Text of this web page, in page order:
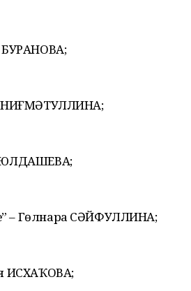
БУРАНОВА;
НИҒМӘТУЛЛИНА;
ЮЛДАШЕВА;
– Гөлнара СӘЙФУЛЛИНА;
ИСХАҠОВА;